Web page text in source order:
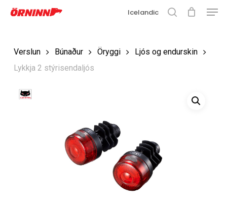
Fara
Loka
Icelandic
Verslun Búnaður Öryggi
Ljós og endurskin
Lykkja 2 stýrisendaljós